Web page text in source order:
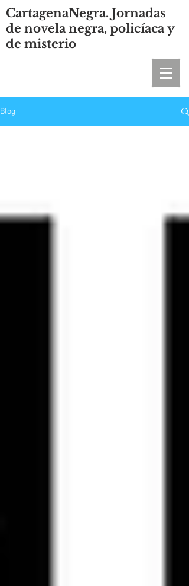
CartagenaNegra. Jornadas
de novela negra, policíaca y
de misterio
Blog